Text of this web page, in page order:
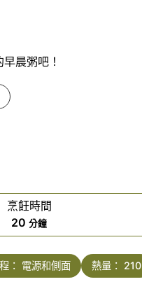
晨粥吧！
烹飪時間
20 分
鐘
分鐘
： 電源和側面 熱量： 210